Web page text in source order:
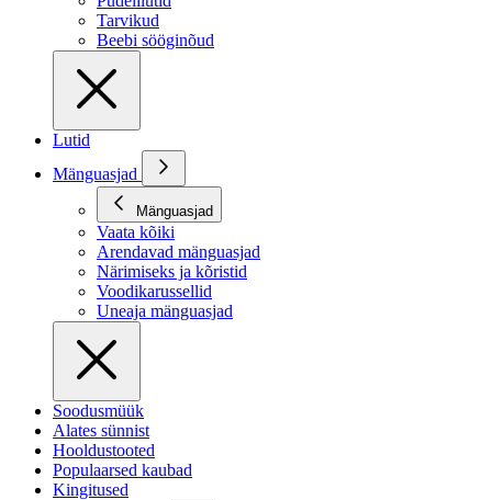
Tarvikud
Beebi sööginõud
Lutid
Mänguasjad
Mänguasjad
Vaata kõiki
Arendavad mänguasjad
Närimiseks ja kõristid
Voodikarussellid
Uneaja mänguasjad
Soodusmüük
Alates sünnist
Hooldustooted
Populaarsed kaubad
Kingitused